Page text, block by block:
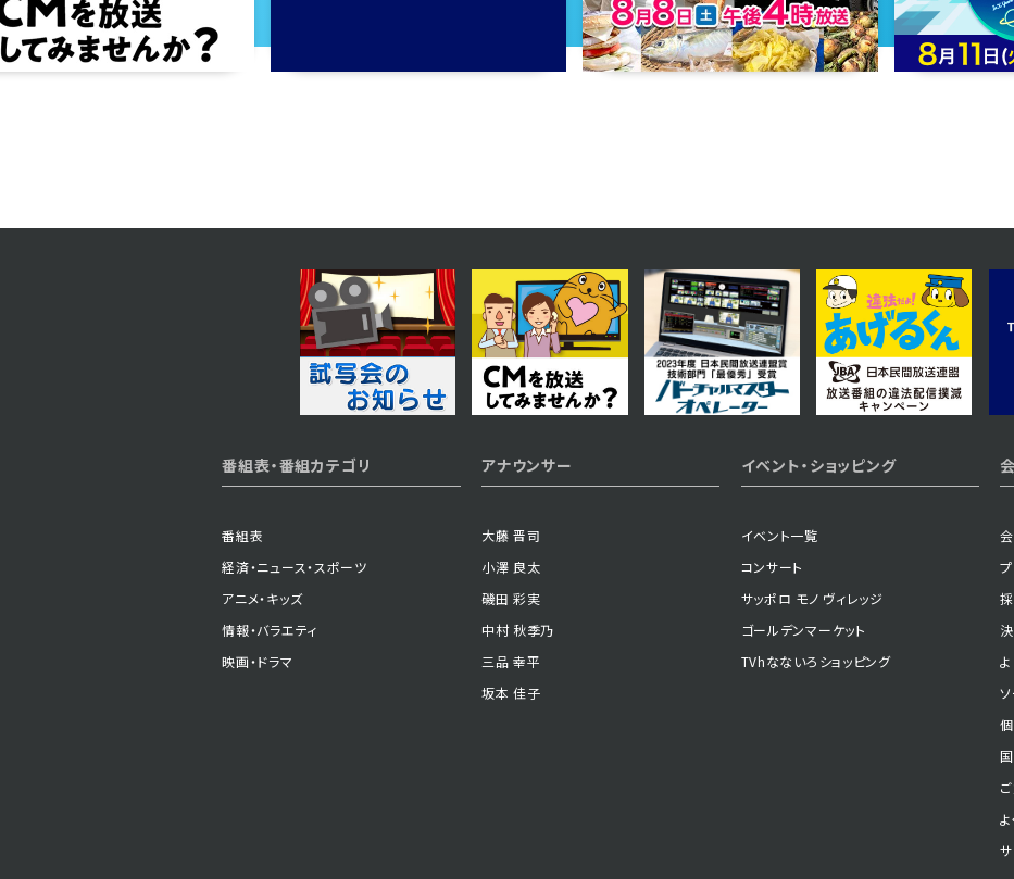
2023年06月14日 放送
2023年06月07日 放送
第6話
2023年06月06日 放送
第5話
2023年06月02日 放送
第3話
2023年06月01日 放送
番組表・番組カテゴリ
番組表
経済・ニュース・スポーツ
アニメ・キッズ
情報・バラエティ
映画・ドラマ
アナウンサー
大藤 晋司
小澤 良太
磯田 彩実
中村 秋季乃
三品 幸平
坂本 佳子
イベント・ショッピング
イベント一覧
コンサート
サッポロ モノ ヴィレッジ
ゴールデンマーケット
TVhなないろショッピング